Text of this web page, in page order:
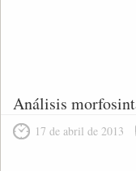
Análisis
17 de abril de 2013